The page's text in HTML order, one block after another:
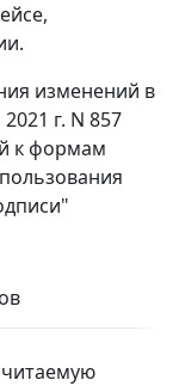
изменений в
г. N 857
к формам